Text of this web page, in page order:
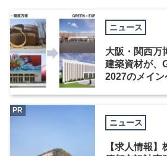
ニュース
大阪・関西万
建築資材が、
2027のメイ
ニュース
【求人情報
PR